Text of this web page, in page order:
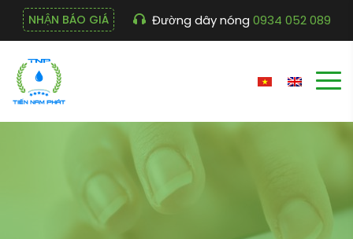
NHẬN BÁO GIÁ Đường dây nóng 0934 052 089